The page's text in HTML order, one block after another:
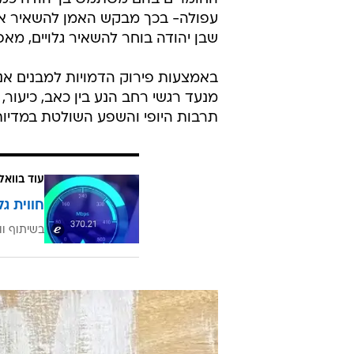
עפולה- בכך מבקש האמן להשאיר
שבן יהודה בוחר להשאיר גלויים,
באמצעות פירוק הדמויות למבנים
מנעד רגשי רחב הנע בין כאב,
תרבות היופי והשפע השולטת
עוד
חווית
בשיתוף